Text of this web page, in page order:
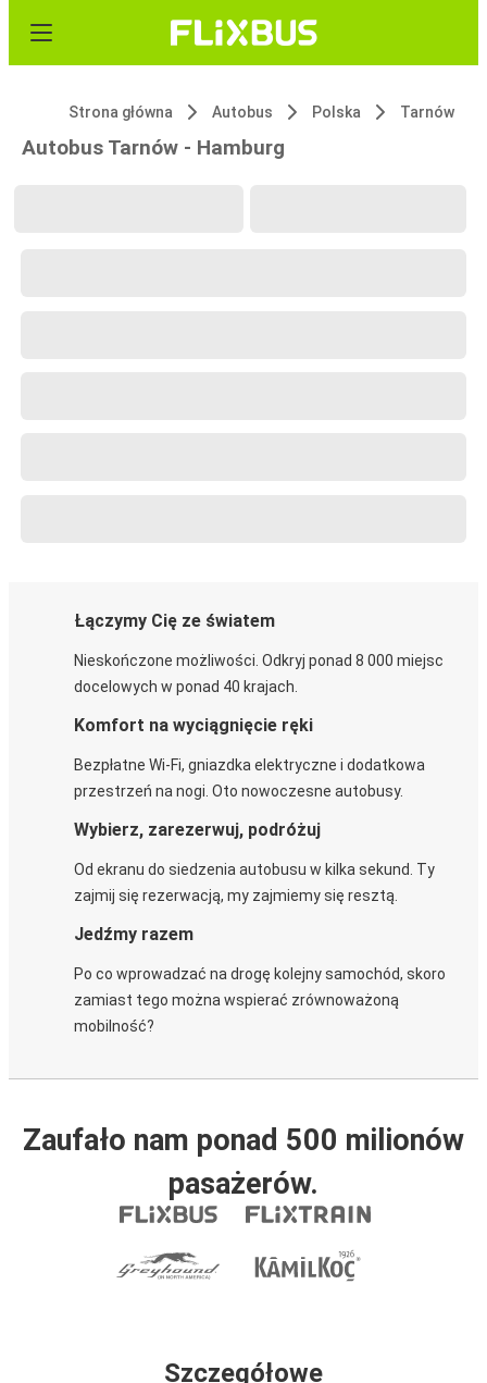
Strona główna Autobus Polska Tarnów
Autobus Tarnów - Hamburg
Łączymy Cię ze światem
Nieskończone możliwości. Odkryj ponad 8 000 miejsc
docelowych w ponad 40 krajach.
Komfort na wyciągnięcie ręki
Bezpłatne Wi-Fi, gniazdka elektryczne i dodatkowa
przestrzeń na nogi. Oto nowoczesne autobusy.
Wybierz, zarezerwuj, podróżuj
Od ekranu do siedzenia autobusu w kilka sekund. Ty
zajmij się rezerwacją, my zajmiemy się resztą.
Jedźmy razem
Po co wprowadzać na drogę kolejny samochód, skoro
zamiast tego można wspierać zrównoważoną
mobilność?
Zaufało nam ponad 500 milionów
pasażerów.
Szczegółowe